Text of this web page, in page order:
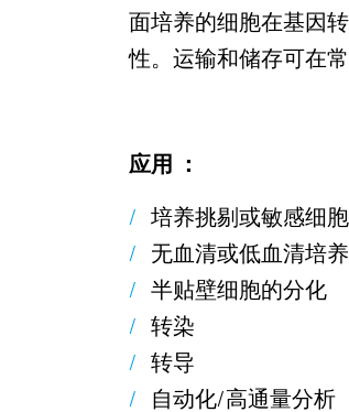
面培养的细胞在基因
性。运输和储存可在常
应用 ：
培养挑剔或敏感细胞
无血清或低血清培养
半贴壁细胞的分化
转染
转导
自动